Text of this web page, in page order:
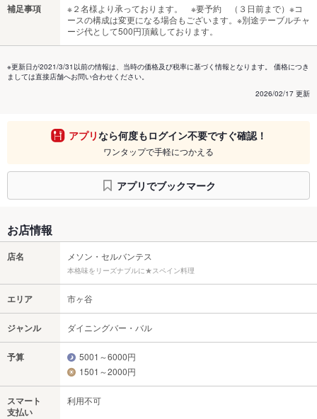
補足事項
※２名様より承っております。 ※要予約 （３日前まで）※コ
ースの構成は変更になる場合もございます。※別途テーブルチャ
ージ代として500円頂戴しております。
※更新日が2021/3/31以前の情報は、当時の価格及び税率に基づく情報となります。 価格につき
ましては直接店舗へお問い合わせください。
2026/02/17 更新
アプリなら何度もログイン不要ですぐ確認！
ワンタップで手軽につかえる
アプリでブックマーク
お店情報
店名 メソン・セルバンテス
本格味をリーズナブルに★スペイン料理
エリア 市ヶ谷
ジャンル ダイニングバー・バル
予算
5001～6000円
1501～2000円
スマート
支払い
利用不可